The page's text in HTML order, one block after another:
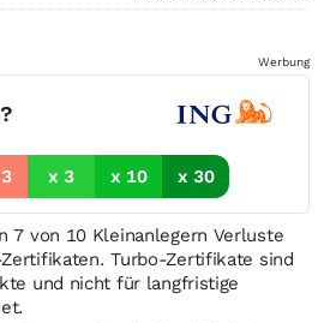
Werbung
x 3 x 10 x 30
7 von 10 Kleinanlegern Verluste
Turbo-Zertifikate sind
und nicht für langfristige